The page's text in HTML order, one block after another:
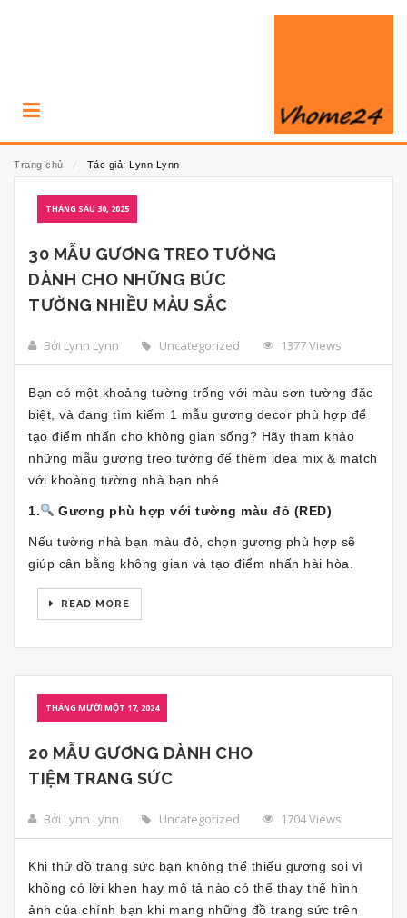
Trang chủ ⁄ Tác giả: Lynn Lynn
THÁNG SÁU 30, 2025
30 MẪU GƯƠNG TREO TƯỜNG
DÀNH CHO NHỮNG BỨC
TƯỜNG NHIỀU MÀU SẮC
Bởi Lynn Lynn Uncategorized 1377 Views
Bạn có một khoảng tường trống với màu sơn tường đặc
biệt, và đang tìm kiếm 1 mẫu gương decor phù hợp để
tạo điểm nhấn cho không gian sống? Hãy tham khảo
những mẫu gương treo tường để thêm idea mix & match
với khoàng tường nhà bạn nhé
1. Gương phù hợp với tường màu đỏ (RED)
Nếu tường nhà bạn màu đỏ, chọn gương phù hợp sẽ
giúp cân bằng không gian và tạo điểm nhấn hài hòa.
READ MORE
THÁNG MƯỜI MỘT 17, 2024
20 MẪU GƯƠNG DÀNH CHO
TIỆM TRANG SỨC
Bởi Lynn Lynn Uncategorized 1704 Views
Khi thử đồ trang sức bạn không thể thiếu gương soi vì
không có lời khen hay mô tả nào có thể thay thế hình
ảnh của chính bạn khi mang những đồ trang sức trên